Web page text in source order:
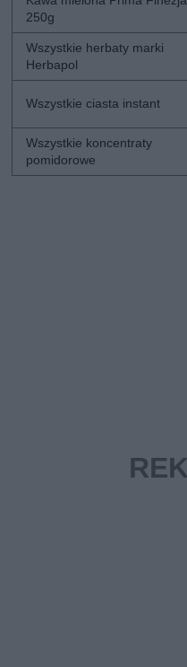
250g
Wszystkie herbaty marki
Herbapol
Wszystkie ciasta instant
Wszystkie koncentraty
pomidorowe